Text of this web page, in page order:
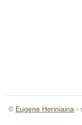
© Eugene Heriniaina -